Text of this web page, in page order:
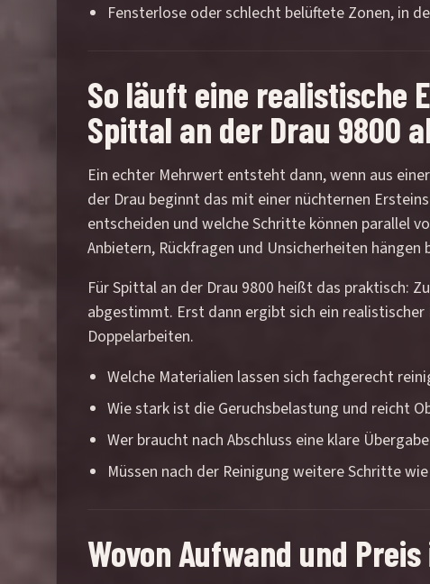
Fensterlose oder schlecht belüftete Zonen, in
So läuft eine realistische
Spittal an der Drau 9800
Ein echter Mehrwert entsteht dann, wenn aus
der Drau beginnt das mit einer nüchternen
entscheiden und welche Schritte können parallel
Anbietern, Rückfragen und Unsicherheiten hängen
Für Spittal an der Drau 9800 heißt das praktisch:
abgestimmt. Erst dann ergibt sich ein
Doppelarbeiten.
Welche Materialien lassen sich fachgerecht
Wie stark ist die Geruchsbelastung und reicht
Wer braucht nach Abschluss eine klare
Müssen nach der Reinigung weitere Schritte
Wovon Aufwand und